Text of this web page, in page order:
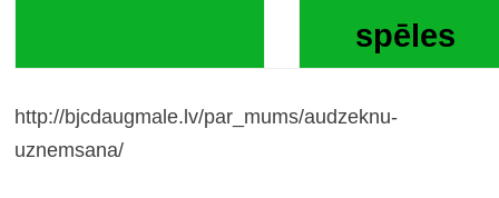
spēles
http://bjcdaugmale.lv/par_mums/audzeknu-
uznemsana/